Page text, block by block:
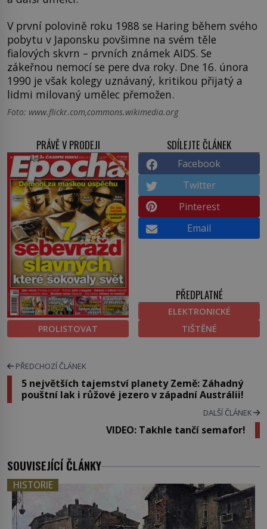
V první polovině roku 1988 se Haring během svého
pobytu v Japonsku povšimne na svém těle
fialových skvrn – prvních známek AIDS. Se
zákeřnou nemocí se pere dva roky. Dne 16. února
1990 je však kolegy uznávaný, kritikou přijatý a
lidmi milovaný umělec přemožen.
Foto: www.flickr.com,commons.wikimedia.org
PRÁVĚ V PRODEJI
PROLISTOVAT
SDÍLEJTE ČLÁNEK
Facebook
Twitter
Pinterest
Email
PŘEDPLATNÉ
ELEKTRONICKÉ
TIŠTĚNÉ
PŘEDCHOZÍ ČLÁNEK
5 největších tajemství planety Země: Záhadný
pouštní lak i růžové jezero v západní Austrálii!
DALŠÍ ČLÁNEK
VIDEO: Takhle tančí semafor!
SOUVISEJÍCÍ ČLÁNKY
HISTORIE